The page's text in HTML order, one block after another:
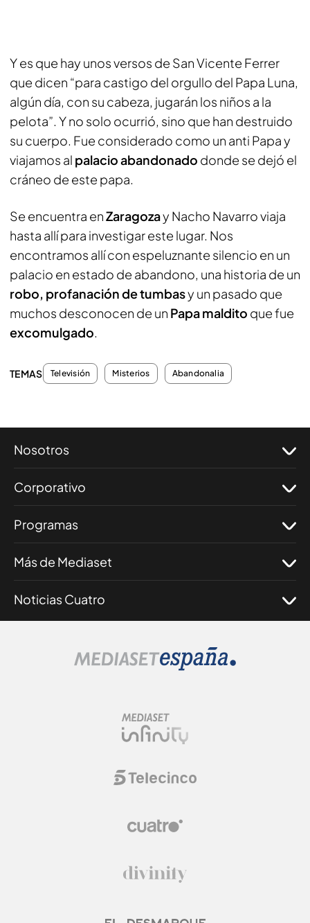
Y es que hay unos versos de San Vicente Ferrer
que dicen “para castigo del orgullo del Papa Luna,
algún día, con su cabeza, jugarán los niños a la
pelota”. Y no solo ocurrió, sino que han destruido
su cuerpo. Fue considerado como un anti Papa y
viajamos al palacio abandonado donde se dejó el
cráneo de este papa.
Se encuentra enZaragozay Nacho Navarro viaja
hasta allí para investigar este lugar. Nos
encontramos allí con espeluznante silencio en un
palacio en estado de abandono, una historia de un
robo, profanación de tumbasy un pasado que
muchos desconocen de un Papa maldito que fue
excomulgado.
TEMAS Televisión Misterios Abandonalia
Nosotros
Corporativo
Programas
Más de Mediaset
Noticias Cuatro